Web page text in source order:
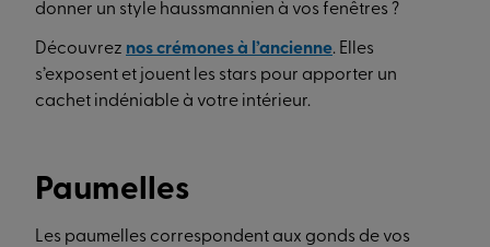
donner un style haussmannien à vos fenêtres ?
Découvrez nos crémones à l’ancienne. Elles
s’exposent et jouent les stars pour apporter un
cachet indéniable à votre intérieur.
Paumelles
Les paumelles correspondent aux gonds de vos